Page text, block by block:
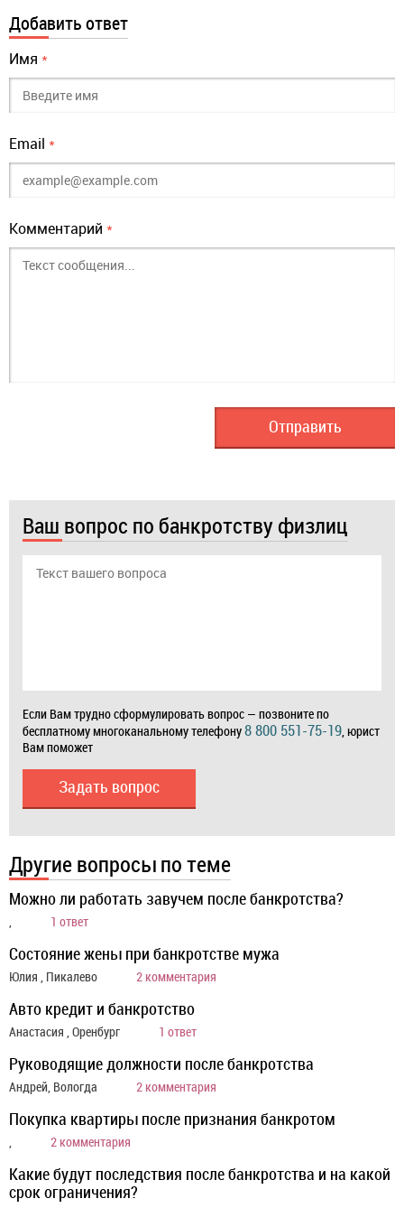
Добавить ответ
Имя *
Email *
Комментарий *
Ваш вопрос по банкротству физлиц
Если Вам трудно сформулировать вопрос — позвоните по
бесплатному многоканальному телефону8 800 551-75-19, юрист
Вам поможет
Задать вопрос
Другие вопросы по теме
Можно ли работать завучем после банкротства?
, 1 ответ
Состояние жены при банкротстве мужа
Юлия , Пикалево 2 комментария
Авто кредит и банкротство
Анастасия , Оренбург 1 ответ
Руководящие должности после банкротства
Андрей, Вологда 2 комментария
Покупка квартиры после признания банкротом
, 2 комментария
Какие будут последствия после банкротства и на какой
срок ограничения?